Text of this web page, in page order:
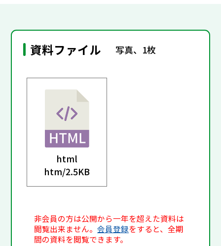
資料ファイル 写真、1枚
html
htm/2.5KB
非会員の方は公開から一年を超えた資料は
閲覧出来ません。会員登録をすると、全期
間の資料を閲覧できます。